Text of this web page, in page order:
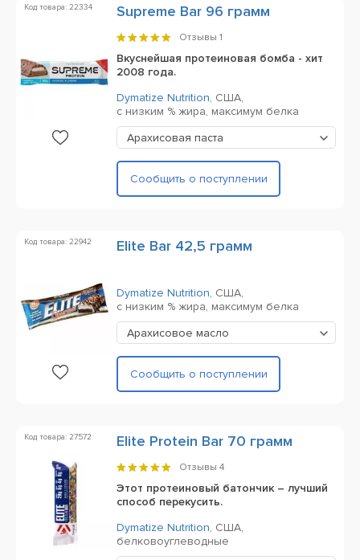
Код товара: 22334 Supreme Bar 96 грамм
Отзывы 1
Вкуснейшая протеиновая бомба - хит
2008 года.
Dymatize Nutrition, США,
с низким % жира, максимум белка
Aрахисовая паста
Сообщить о поступлении
Код товара: 22942 Elite Bar 42,5 грамм
Dymatize Nutrition, США,
с низким % жира, максимум белка
Арахисовое масло
Сообщить о поступлении
Код товара: 27572 Elite Protein Bar 70 грамм
Отзывы 4
Этот протеиновый батончик – лучший
способ перекусить.
Dymatize Nutrition, США,
белковоуглеводные